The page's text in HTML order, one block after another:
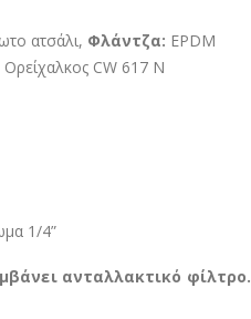
ατσάλι, Φλάντζα: EPDM
Ορείχαλκος CW 617 N
1/4”
ανταλλακτικό φίλτρο.